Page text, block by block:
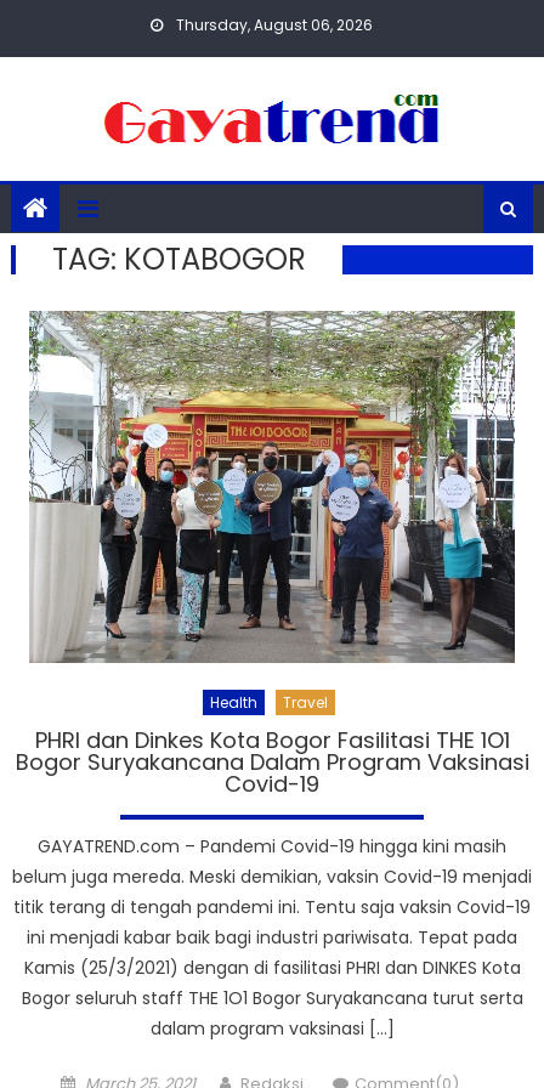
Thursday, August 06, 2026
TAG: KOTABOGOR
Health Travel
PHRI dan Dinkes Kota Bogor Fasilitasi THE 1O1
Bogor Suryakancana Dalam Program Vaksinasi
Covid-19
GAYATREND.com – Pandemi Covid-19 hingga kini masih
belum juga mereda. Meski demikian, vaksin Covid-19 menjadi
titik terang di tengah pandemi ini. Tentu saja vaksin Covid-19
ini menjadi kabar baik bagi industri pariwisata. Tepat pada
Kamis (25/3/2021) dengan di fasilitasi PHRI dan DINKES Kota
Bogor seluruh staff THE 1O1 Bogor Suryakancana turut serta
dalam program vaksinasi […]
Posted
March 25, 2021 Author
Redaksi Comment(0)